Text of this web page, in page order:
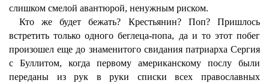
слишком смелой авантюрой, ненужным риском.
Кто же будет бежать? Крестьянин? Поп? Пришлось
встретить только одного беглеца-попа, да и то этот побег
произошел еще до знаменитого свидания патриарха Сергия
с Буллитом, когда первому американскому послу были
переданы из рук в руки списки всех православных